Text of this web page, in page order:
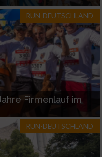
RUN-DEUTSCHLAND
Firmenlauf im
RUN-DEUTSCHLAND